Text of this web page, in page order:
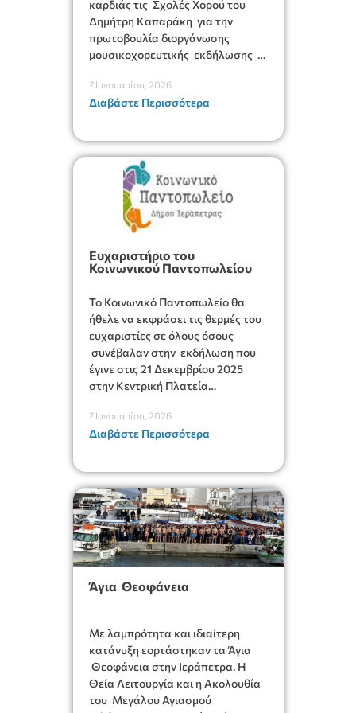
καρδιάς τις Σχολές Χορού του
Δημήτρη Καπαράκη για την
πρωτοβουλία διοργάνωσης
μουσικοχορευτικής εκδήλωσης
αίθουσα Μελίνα Μερκούρη με
εισιτήριο –τρόφιμα και είδη
της Δομής .
7 Ιανουαρίου, 2026
Διαβάστε Περισσότερα
Ευχαριστήριο του
Κοινωνικού Παντοπωλείου
Το Κοινωνικό Παντοπωλείο θα
ήθελε να εκφράσει τις θερμές του
ευχαριστίες σε όλους όσους
συνέβαλαν στην εκδήλωση που
έγινε στις 21 Δεκεμβρίου 2025
στην Κεντρική Πλατεία
συγκέντρωσης τροφίμων για τη
στήριξη της δομής μας.
7 Ιανουαρίου, 2026
Διαβάστε Περισσότερα
Άγια Θεοφάνεια
Με λαμπρότητα και ιδιαίτερη
κατάνυξη εορτάστηκαν τα Άγια
Θεοφάνεια στην Ιεράπετρα. Η
Θεία Λειτουργία και η Ακολουθία
του Μεγάλου Αγιασμού